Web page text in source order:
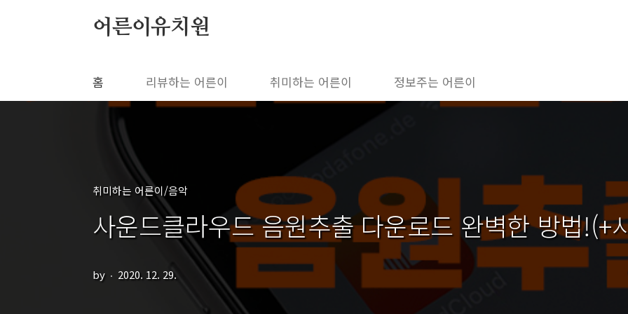
어른이유치원
홈 리뷰하는 어른이 취미하는 어른이 정보주는 어른이
취미하는 어른이/음악
사운드클라우드 음원추출 다운로드 완벽한 방법!(+
by 2020. 12. 29.